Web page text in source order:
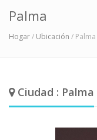
Palma
Hogar/ Ubicación / Palma
Ciudad : Palma